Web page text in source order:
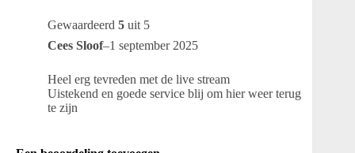
Gewaardeerd 5 uit 5
Cees Sloof–1 september 2025
Heel erg tevreden met de live stream
Uistekend en goede service blij om hier weer terug
te zijn